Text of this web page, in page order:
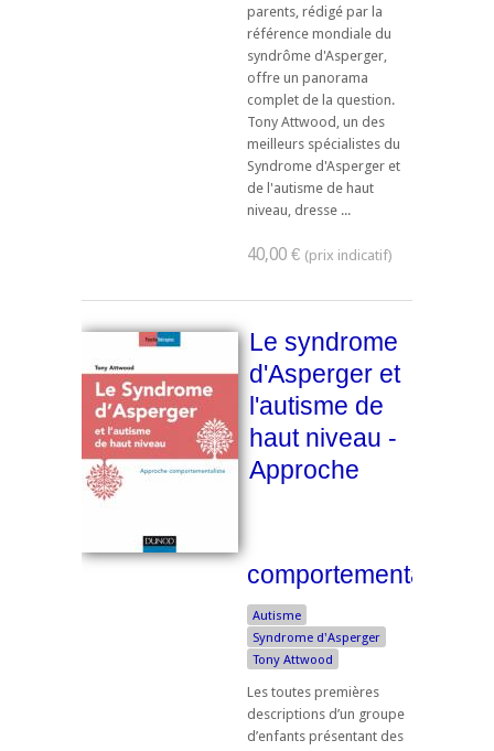
parents, rédigé par la
référence mondiale du
syndrôme d'Asperger,
offre un panorama
complet de la question.
Tony Attwood, un des
meilleurs spécialistes du
Syndrome d'Asperger et
de l'autisme de haut
niveau, dresse ...
40,00 €
Le syndrome
d'Asperger et
l'autisme de
haut niveau -
Approche
comportementaliste
Autisme
Syndrome d'Asperger
Tony Attwood
Les toutes premières
descriptions d’un groupe
d’enfants présentant des